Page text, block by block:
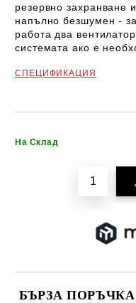
резервно захранване
напълно безшумен -
работа два
системата ако е
СПЕЦИФИКАЦИЯ
На Склад
БЪРЗА